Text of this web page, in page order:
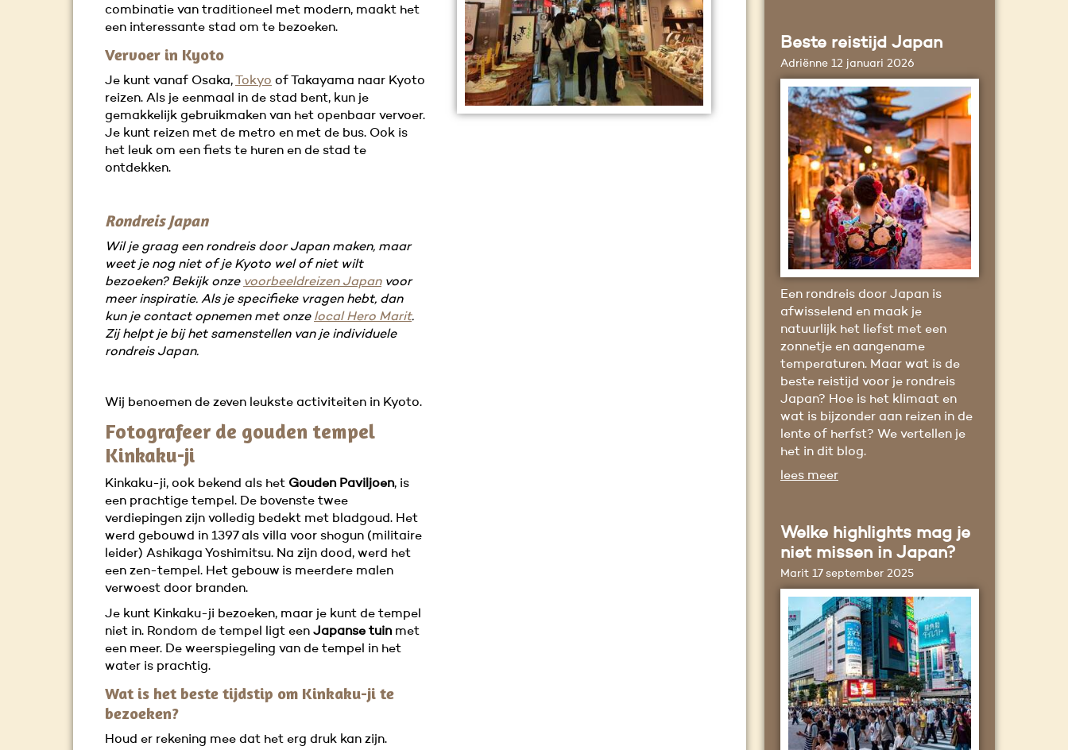
combinatie van traditioneel met modern, maakt het
een interessante stad om te bezoeken.
Vervoer in Kyoto
Je kunt vanaf Osaka, Tokyo of Takayama naar Kyoto
reizen. Als je eenmaal in de stad bent, kun je
gemakkelijk gebruikmaken van het openbaar vervoer.
Je kunt reizen met de metro en met de bus. Ook is
het leuk om een fiets te huren en de stad te
ontdekken.
Rondreis Japan
Wil je graag een rondreis door Japan maken, maar
weet je nog niet of je Kyoto wel of niet wilt
bezoeken? Bekijk onze voorbeeldreizen Japanvoor
meer inspiratie. Als je specifieke vragen hebt, dan
kun je contact opnemen met onze local Hero Marit.
Zij helpt je bij het samenstellen van je individuele
rondreis Japan.
Wij benoemen de zeven leukste activiteiten in Kyoto.
Fotografeer de gouden tempel
Kinkaku-ji
Kinkaku-ji, ook bekend als het Gouden Paviljoen, is
een prachtige tempel. De bovenste twee
verdiepingen zijn volledig bedekt met bladgoud. Het
werd gebouwd in 1397 als villa voor shogun (militaire
leider) Ashikaga Yoshimitsu. Na zijn dood, werd het
een zen-tempel. Het gebouw is meerdere malen
verwoest door branden.
Je kunt Kinkaku-ji bezoeken, maar je kunt de tempel
niet in. Rondom de tempel ligt een Japanse tuinmet
een meer. De weerspiegeling van de tempel in het
water is prachtig.
Wat is het beste tijdstip om Kinkaku-ji te
bezoeken?
Houd er rekening mee dat het erg druk kan zijn.
Beste reistijd Japan
Adriënne 12 januari 2026
Een rondreis door Japan is
afwisselend en maak je
natuurlijk het liefst met een
zonnetje en aangename
temperaturen. Maar wat is de
beste reistijd voor je rondreis
Japan? Hoe is het klimaat en
wat is bijzonder aan reizen in de
lente of herfst? We vertellen je
het in dit blog.
lees meer
Welke highlights mag je
niet missen in Japan?
Marit 17 september 2025